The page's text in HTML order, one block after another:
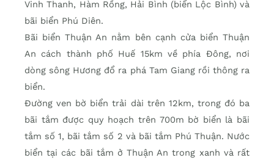
Vinh Thanh, Hàm Rồng, Hải Bình (biển Lộc Bình) và
bãi biển Phú Diên.
Bãi biển Thuận An nằm bên cạnh cửa biển Thuận
An cách thành phố Huế 15km về phía Đông, nơi
dòng sông Hương đổ ra phá Tam Giang rồi thông ra
biển.
Đường ven bờ biển trải dài trên 12km, trong đó ba
bãi tắm được quy hoạch trên 700m bờ biển là bãi
tắm số 1, bãi tắm số 2 và bãi tắm Phú Thuận. Nước
biển tại các bãi tắm ở Thuận An trong xanh và rất